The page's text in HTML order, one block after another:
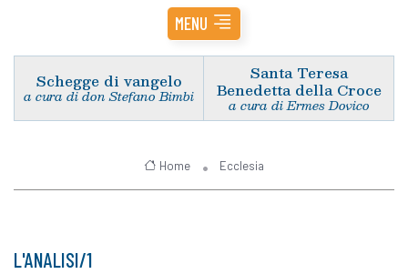
MENU
Schegge di vangelo
a cura di don Stefano Bimbi
Santa Teresa
Benedetta della Croce
a cura di Ermes Dovico
Home Ecclesia
L'ANALISI/1